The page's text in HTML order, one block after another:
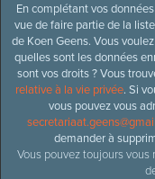
En complétant vos
vue de faire partie de la
de Koen Geens. Vous
quelles sont les données
sont vos droits ? Vous
relative à la vie privée. Si
vous pouvez vous
demander à
Vous pouvez toujours